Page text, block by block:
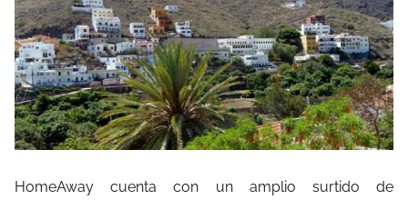
HomeAway cuenta con un amplio surtido de